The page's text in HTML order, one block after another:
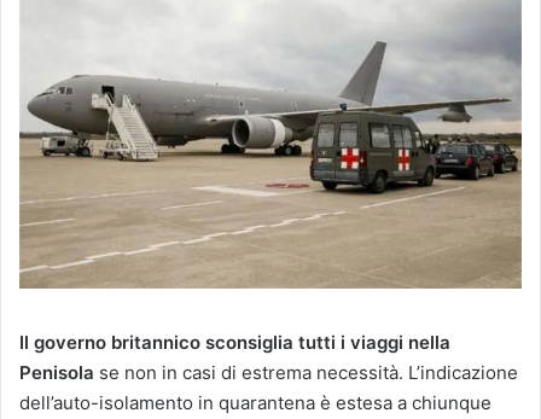
Il governo britannico sconsiglia tutti i viaggi nella
Penisola se non in casi di estrema necessità. L’indicazione
dell’auto-isolamento in quarantena è estesa a chiunque